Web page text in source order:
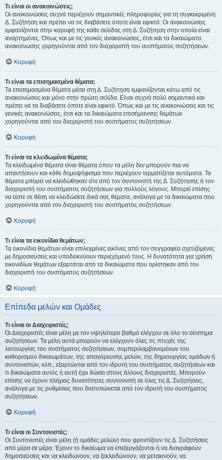
Τι είναι οι ανακοινώσεις;
Οι ανακοινώσεις συχνά περιέχουν σημαντικές πληροφορίες για τη συγκεκριμένη
Δ. Συζήτηση και πρέπει να τις διαβάσετε όποτε είναι εφικτό. Οι ανακοινώσεις
εμφανίζονται στην κορυφή της κάθε σελίδας στη Δ. Συζήτηση στην οποία είναι
αναρτημένες. Όπως και με τις γενικές ανακοινώσεις, έτσι και τα δικαιώματα
ανακοίνωσης χορηγούνται από τον διαχειριστή του συστήματος συζητήσεων.
Κορυφή
Τι είναι τα επισημασμένα θέματα;
Τα επισημασμένα θέματα μέσα στη Δ. Συζήτηση εμφανίζονται κάτω από τις
ανακοινώσεις και μόνο στην πρώτη σελίδα. Είναι συχνά πολύ σημαντικά και
πρέπει να τα διαβάσετε όποτε είναι εφικτό. Όπως και με τις ανακοινώσεις και τις
γενικές ανακοινώσεις, έτσι και τα δικαιώματα επισήμανσης θεμάτων
χορηγούνται από τον διαχειριστή του συστήματος συζητήσεων.
Κορυφή
Τι είναι τα κλειδωμένα θέματα;
Τα κλειδωμένα θέματα είναι θέματα όπου τα μέλη δεν μπορούν πια να
απαντήσουν και κάθε δημοψήφισμα που περιέχουν τερματίζεται αυτόματα. Τα
θέματα μπορεί να κλειδώθηκαν είτε από τον συντονιστή της Δ. Συζήτησης ή τον
διαχειριστή του συστήματος συζητήσεων για πολλούς λόγους. Μπορεί επίσης
να είστε σε θέση να κλειδώσετε δικά σας θέματα, ανάλογα με τα δικαιώματα που
χορηγούνται από τον διαχειριστή του συστήματος συζητήσεων.
Κορυφή
Τι είναι τα εικονίδια θεμάτων;
Τα εικονίδια θεμάτων είναι επιλεγμένες εικόνες από τον συγγραφέα σχετιζόμενες
με δημοσιεύσεις και υποδεικνύουν περιεχόμενό τους. Η δυνατότητα για χρήση
εικονιδίων θεμάτων εξαρτάται από τα δικαιώματα που ορίστηκαν από τον
διαχειριστή του συστήματος συζητήσεων.
Κορυφή
Επίπεδα μελών και Ομάδες
Τι είναι οι Διαχειριστές;
Οι Διαχειριστές είναι μέλη με τον υψηλότερο βαθμό ελέγχου σε όλο το σύστημα
συζητήσεων. Τα μέλη αυτά μπορούν να ελέγχουν όλες τις πτυχές της
λειτουργίας του συστήματος συζητήσεων, συμπεριλαμβανομένων του
καθορισμού δικαιωμάτων, της απαγόρευσης μελών, της δημιουργίας ομάδων ή
συντονιστών, κλπ., εξαρτώνται από τον ιδρυτή του συστήματος συζητήσεων και
τι δικαιώματα αυτός ή αυτή έχει δώσει στους άλλους διαχειριστές. Μπορούν
επίσης να έχουν πλήρεις δυνατότητες συντονιστή σε όλες τις Δ. Συζητήσεις,
ανάλογα με τις ρυθμίσεις που διατυπώνεται από τον ιδρυτή του συστήματος
συζητήσεων.
Κορυφή
Τι είναι οι Συντονιστές;
Οι Συντονιστές είναι μέλη (ή ομάδες μελών) που φροντίζουν τις Δ. Συζητήσεις
από μέρα σε μέρα. Έχουν το δικαίωμα να επεξεργάζονται ή να διαγράφουν
δημοσιεύσεις και να κλειδώνουν, να ξεκλειδώνουν, να μετακινούν, να